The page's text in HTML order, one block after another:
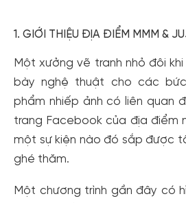
1. GIỚI THIỆU ĐỊA ĐIỂM MMM &
Một xưởng vẽ tranh nhỏ đôi
bày nghệ thuật cho các
phẩm nhiếp ảnh có liên quan
trang Facebook của địa điểm
một sự kiện nào đó sắp được
ghé thăm.
Một chương trình gần đây có